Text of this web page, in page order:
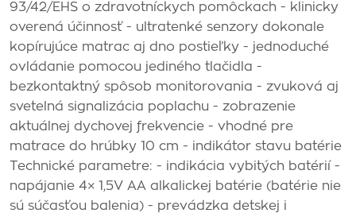
93/42/EHS o zdravotníckych pomôckach - klinicky
overená účinnosť - ultratenké senzory dokonale
kopírujúce matrac aj dno postieľky - jednoduché
ovládanie pomocou jediného tlačidla -
bezkontaktný spôsob monitorovania - zvuková aj
svetelná signalizácia poplachu - zobrazenie
aktuálnej dychovej frekvencie - vhodné pre
matrace do hrúbky 10 cm - indikátor stavu batérie
Technické parametre: - indikácia vybitých batérií -
napájanie 4× 1,5V AA alkalickej batérie (batérie nie
sú súčasťou balenia) - prevádzka detskej i